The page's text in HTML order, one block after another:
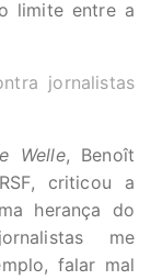
limite entre a
jornalistas
Welle, Benoît
criticou a
herança do
me
falar mal